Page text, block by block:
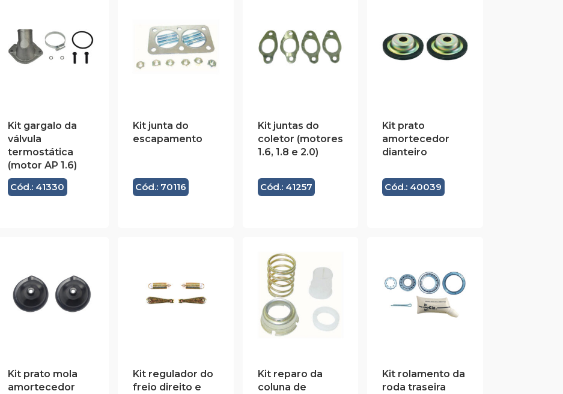
Kit gargalo da
válvula
termostática
(motor AP 1.6)
Cód.: 41330
Kit junta do
escapamento
Cód.: 70116
Kit juntas do
coletor (motores
1.6, 1.8 e 2.0)
Cód.: 41257
Kit prato
amortecedor
dianteiro
Cód.: 40039
Kit prato mola
amortecedor
Kit regulador do
freio direito e
Kit reparo da
coluna de
Kit rolamento da
roda traseira